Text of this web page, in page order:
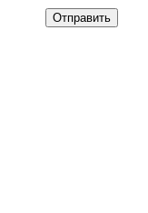
Отправить